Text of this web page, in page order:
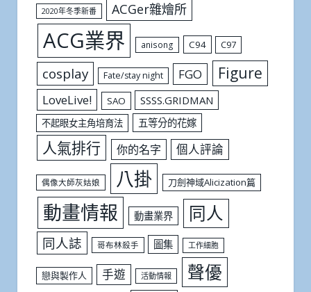
2020年冬季新番 ACGer雜燴所
ACG業界 anisong C94 C97
cosplay Fate/stay night FGO Figure
LoveLive! SAO SSSS.GRIDMAN
不起眼女主角培育法 五等分的花嫁
人氣排行 你的名字 個人評論
偶像大師灰姑娘 八掛 刀劍神域Alicization篇
動畫情報 動畫業界 同人
同人誌 哥布林殺手 圖集 工作細胞
戀與製作人 手遊 活動情報 聲優